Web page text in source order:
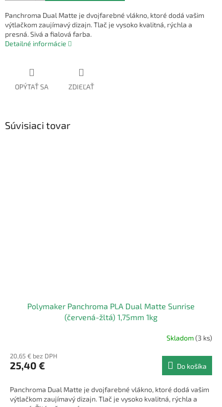
Panchroma Dual Matte je dvojfarebné vlákno, ktoré dodá vašim
výtlačkom zaujímavý dizajn. Tlač je vysoko kvalitná, rýchla a
presná. Sivá a fialová farba.
Detailné informácie
OPÝTAŤ SA ZDIEĽAŤ
Súvisiaci tovar
Polymaker Panchroma PLA Dual Matte Sunrise
(červená-žltá) 1,75mm 1kg
Skladom(3 ks)
20,65 € bez DPH
25,40 € Do košíka
Panchroma Dual Matte je dvojfarebné vlákno, ktoré dodá vašim
výtlačkom zaujímavý dizajn. Tlač je vysoko kvalitná, rýchla a